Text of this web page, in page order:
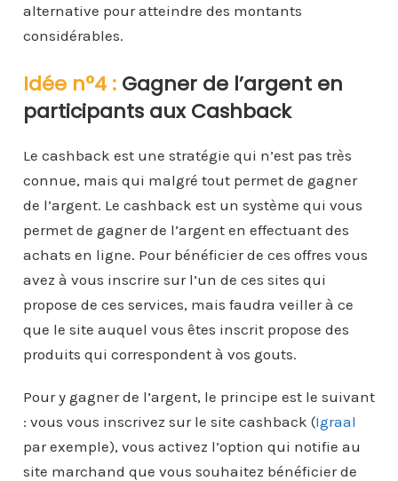
alternative pour atteindre des montants
considérables.
Idée n°4 :Gagner de l’argent en
participants aux Cashback
Le cashback est une stratégie qui n’est pas très
connue, mais qui malgré tout permet de gagner
de l’argent. Le cashback est un système qui vous
permet de gagner de l’argent en effectuant des
achats en ligne. Pour bénéficier de ces offres vous
avez à vous inscrire sur l’un de ces sites qui
propose de ces services, mais faudra veiller à ce
que le site auquel vous êtes inscrit propose des
produits qui correspondent à vos gouts.
Pour y gagner de l’argent, le principe est le suivant
: vous vous inscrivez sur le site cashback (Igraal
par exemple), vous activez l’option qui notifie au
site marchand que vous souhaitez bénéficier de